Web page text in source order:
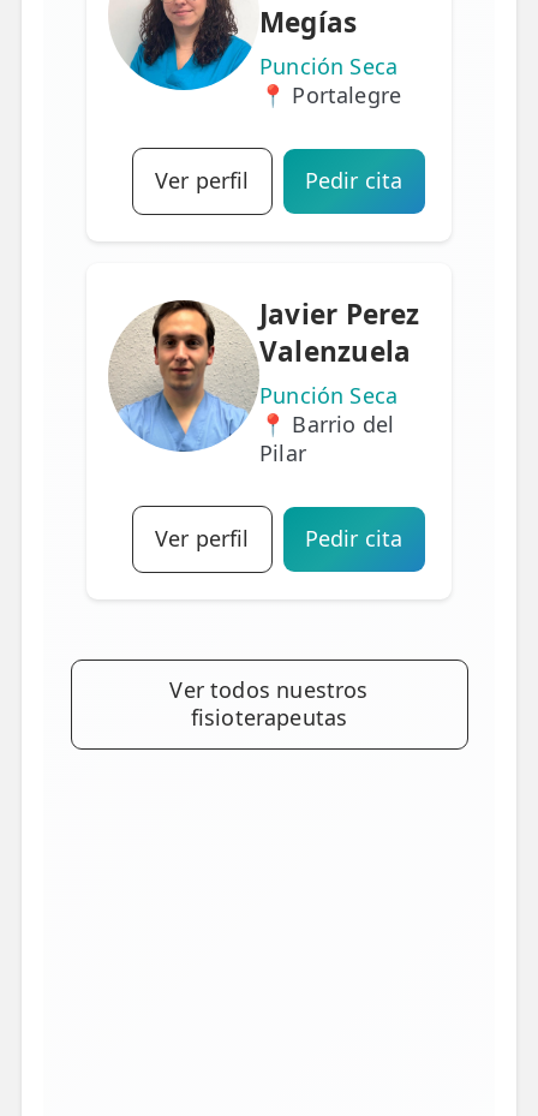
Megías
Punción Seca
📍 Portalegre
Ver perfil Pedir cita
Javier Perez
Valenzuela
Punción Seca
📍 Barrio del
Pilar
Ver perfil Pedir cita
Ver todos nuestros
fisioterapeutas